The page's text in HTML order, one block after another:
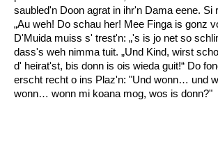
saubled'n Doon agrat in ihr'n Dama eene. Si
„Au weh! Do schau her! Mee Finga is gonz
D'Muida muiss s' trest'n: „'s is jo net so
dass's weh nimma tuit. „Und Kind, wirst
d' heirat'st, bis donn is ois wieda guit!“ Do
erscht recht o ins Plaz'n: "Und wonn… und
wonn… wonn mi koana mog, wos is donn?"